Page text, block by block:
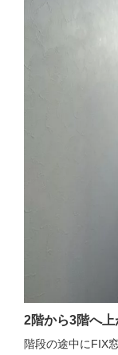
2階から3階へ上
階段の途中にFIX